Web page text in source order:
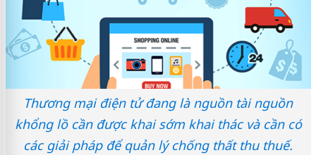
Thương mại điện tử đang là nguồn tài nguồn
khổng lồ cần được khai sớm khai thác và cần có
các giải pháp để quản lý chống thất thu thuế.